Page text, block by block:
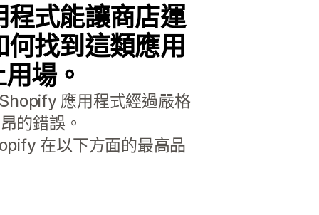
式能讓商店運
找到這類應用
場。
應用程式經過嚴格
的錯誤。
在以下方面的最高品